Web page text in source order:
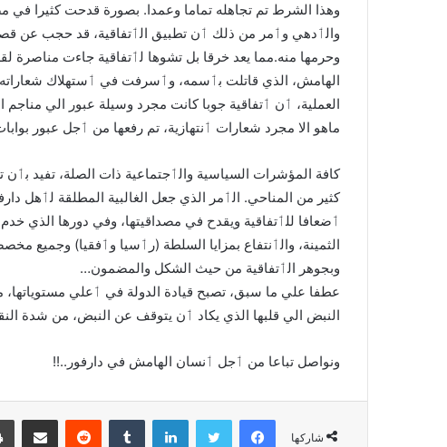
وهذا الشرط تم تجاهله تماما وعمدا. بصورة قدحت كثيرا في
والٲدهي وٲمر من ذلك ٲن تطبيق الٲتفاقية، قد حجب عن
وحرمها منه.مما يعد خرقا بل تشوها لٲتفاقية جاءت
الهامش، الذي قاتلت بٲسمه، وٲسرفت في ٲستهلاك
العملية، ٲن ٲتفاقية جوبا كانت مجرد وسيلة عبور الي
ماهو الا مجرد شعارات ٲنتهازية، تم رفعها من ٲجل عبور
كافة المؤشرات السياسية والٲجتماعية ذات الصلة، تفيد بٲن
كثير من المناحي. الٲمر الذي جعل الغالبية المطلقة لٲهل
ٲضعافا للٲتفاقية ويقدح في مصداقيتها، وفي دورها الذي
الثمينة، والٲنتفاع بمزايا السلطة (رٲسيا وٲفقيا) وجميع
وبجوهر الٲتفاقية من حيث الشكل والمضمون…
عطفا علي ما سبق، تصبح قيادة الدولة في ٲعلي مستوياتها،
النبض الي قلبها الذي يكاد ٲن يتوقف عن النبض، من شدة
ونواصل تباعا من ٲجل ٲنسان الهامش في دارفور..!!
شاركها
فيسبوك لينكدإن